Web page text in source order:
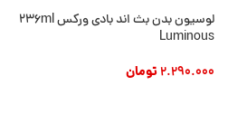
لوسیون بدن بث اند بادی ورکس 236ml
Luminous
2.290.000تومان